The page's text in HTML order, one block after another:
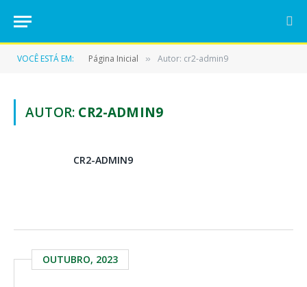
VOCÊ ESTÁ EM: Página Inicial » Autor: cr2-admin9
AUTOR: CR2-ADMIN9
CR2-ADMIN9
OUTUBRO, 2023